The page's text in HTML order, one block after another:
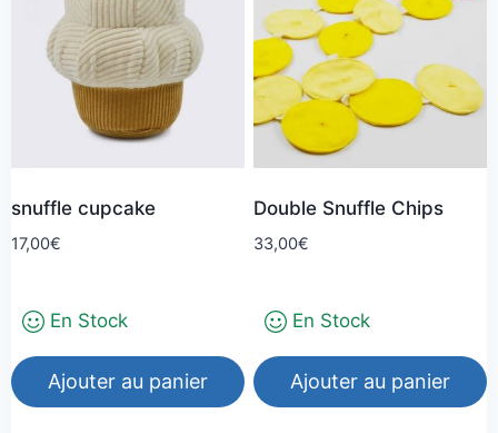
snuffle cupcake
17,00€
En Stock
Ajouter au panier
Double Snuffle Chips
33,00€
En Stock
Ajouter au panier